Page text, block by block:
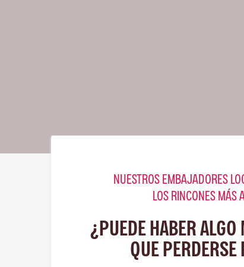
NUESTROS EMBAJADORES
LOS RINCONES MÁS
¿PUEDE HABER
QUE